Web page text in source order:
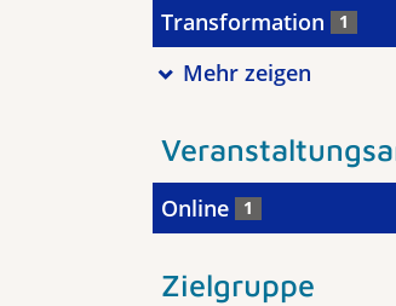
Transformation 1
Mehr zeigen
Online 1
Zielgruppe